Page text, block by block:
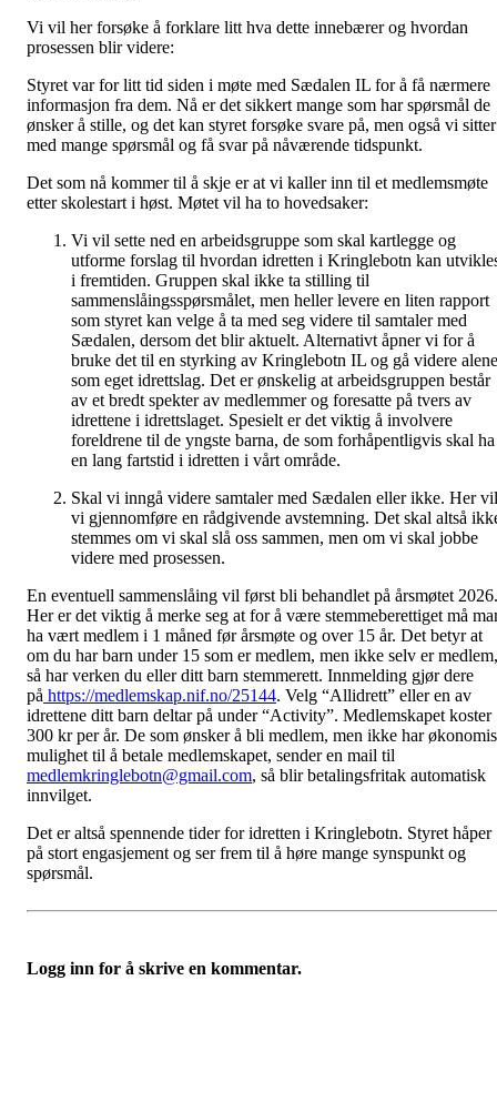
Vi vil her forsøke å forklare litt hva dette innebærer og hvordan
prosessen blir videre:
Styret var for litt tid siden i møte med Sædalen IL for å få nærmere
informasjon fra dem. Nå er det sikkert mange som har spørsmål de
ønsker å stille, og det kan styret forsøke svare på, men også vi sitter
med mange spørsmål og få svar på nåværende tidspunkt.
Det som nå kommer til å skje er at vi kaller inn til et medlemsmøte
etter skolestart i høst. Møtet vil ha to hovedsaker:
Vi vil sette ned en arbeidsgruppe som skal kartlegge og
utforme forslag til hvordan idretten i Kringlebotn kan
i fremtiden. Gruppen skal ikke ta stilling til
sammenslåingsspørsmålet, men heller levere en liten rapport
som styret kan velge å ta med seg videre til samtaler med
Sædalen, dersom det blir aktuelt. Alternativt åpner vi for å
bruke det til en styrking av Kringlebotn IL og gå videre alene
som eget idrettslag. Det er ønskelig at arbeidsgruppen består
av et bredt spekter av medlemmer og foresatte på tvers av
idrettene i idrettslaget. Spesielt er det viktig å involvere
foreldrene til de yngste barna, de som forhåpentligvis skal ha
en lang fartstid i idretten i vårt område.
Skal vi inngå videre samtaler med Sædalen eller ikke. Her vil
vi gjennomføre en rådgivende avstemning. Det skal altså
stemmes om vi skal slå oss sammen, men om vi skal jobbe
videre med prosessen.
En eventuell sammenslåing vil først bli behandlet på årsmøtet 2026.
Her er det viktig å merke seg at for å være stemmeberettiget må
ha vært medlem i 1 måned før årsmøte og over 15 år. Det betyr at
om du har barn under 15 som er medlem, men ikke selv er medlem,
så har verken du eller ditt barn stemmerett. Innmelding gjør dere
på https://medlemskap.nif.no/25144. Velg “Allidrett” eller en av
idrettene ditt barn deltar på under “Activity”. Medlemskapet koster
300 kr per år. De som ønsker å bli medlem, men ikke har
mulighet til å betale medlemskapet, sender en mail til
medlemkringlebotn@gmail.com, så blir betalingsfritak automatisk
innvilget.
Det er altså spennende tider for idretten i Kringlebotn. Styret håper
på stort engasjement og ser frem til å høre mange synspunkt og
spørsmål.
Logg inn for å skrive en kommentar.